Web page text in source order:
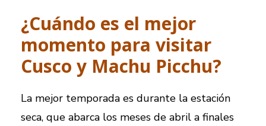
¿Cuándo es el mejor
momento para visitar
Cusco y Machu Picchu?
La mejor temporada es durante la estación
seca, que abarca los meses de abril a finales